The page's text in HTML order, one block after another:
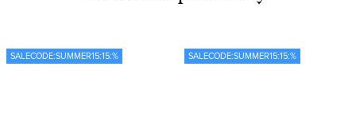
SALECODE:SUMMER15:15:% SALECODE:SUMMER15:15:%